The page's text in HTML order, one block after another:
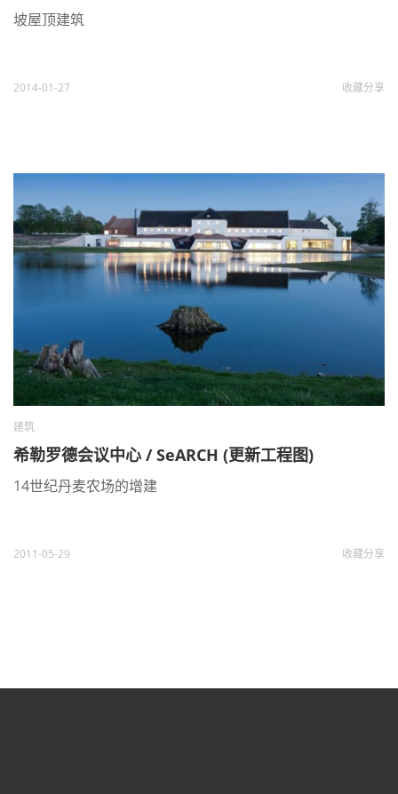
坡屋顶建筑
2014-01-27 收藏分享
建筑
希勒罗德会议中心 / SeARCH (更新工程图)
14世纪丹麦农场的增建
2011-05-29 收藏分享